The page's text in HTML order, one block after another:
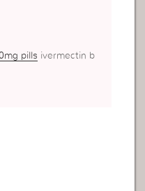
pills ivermectin b